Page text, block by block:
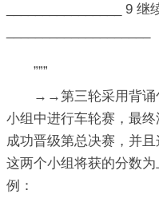
________________ 9 继
„„„
→→第三轮采用背诵
小组中进行车轮赛，最
成功晋级第总决赛，并
这两个小组将获的分数
例：